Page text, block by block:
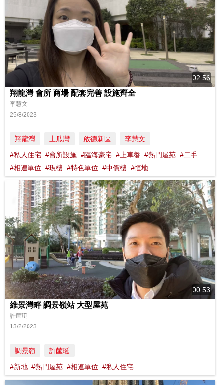
02:56
翔龍灣 會所 商場 配套完善 設施齊全
李慧文
25/8/2023
翔龍灣 土瓜灣 啟德新區 李慧文
#私人住宅 #會所設施 #臨海豪宅 #上車盤 #熱門屋苑 #二手
#相連單位 #現樓 #特色單位 #中價樓 #恒地
00:53
維景灣畔 調景嶺站 大型屋苑
許䒰珽
13/2/2023
調景嶺 許䒰珽
#新地 #熱門屋苑 #相連單位 #私人住宅